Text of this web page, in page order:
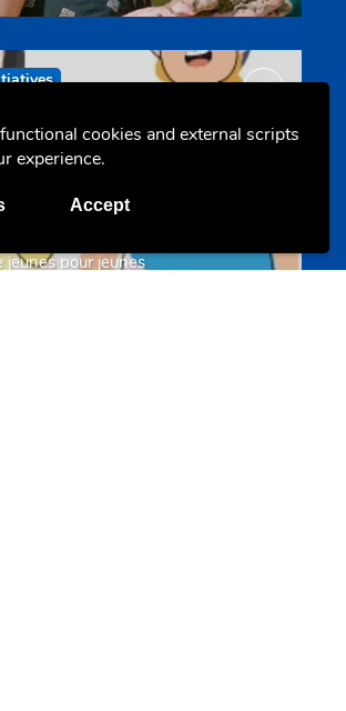
cookies and external scripts
experience.
Accept
jeunes pour jeunes